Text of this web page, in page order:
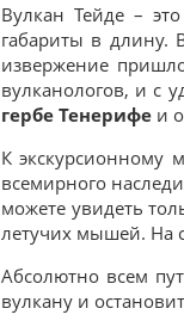
Вулкан Тейде – это
габариты в длину.
извержение
вулканологов, и с
гербе Тенерифе и
К экскурсионному
всемирного
можете увидеть
летучих мышей. На
Абсолютно всем
вулкану и